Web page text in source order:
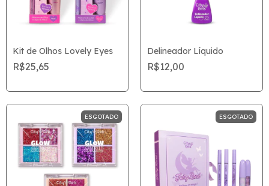
Kit de Olhos Lovely Eyes
R$25,65
Delineador Líquido
R$12,00
ESGOTADO ESGOTADO